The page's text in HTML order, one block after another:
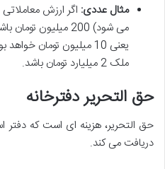
مثال عددی: اگر ارزش
یعنی 10 میلیون تومان
ملک 2 میلیارد تومان باشد.
حق التحریر دفترخانه
حق التحریر، هزینه ای است که
دریافت می کند.